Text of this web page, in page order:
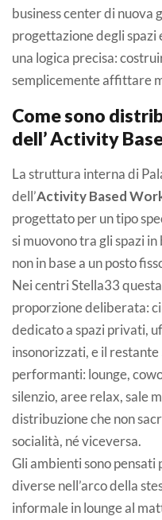
business center di nuova
progettazione degli spazi
una logica precisa:
semplicemente affittare
Come sono
dell’ Activity
La struttura interna di
dell’Activity Based
progettato per un tipo
si muovono tra gli spazi
non in base a un posto
Nei centri Stella33
proporzione deliberata:
dedicato a spazi privati,
insonorizzati, e il restante
performanti: lounge,
silenzio, aree relax, sale
distribuzione che non
socialità, né viceversa.
Gli ambienti sono pensati
diverse nell’arco della
informale in lounge al